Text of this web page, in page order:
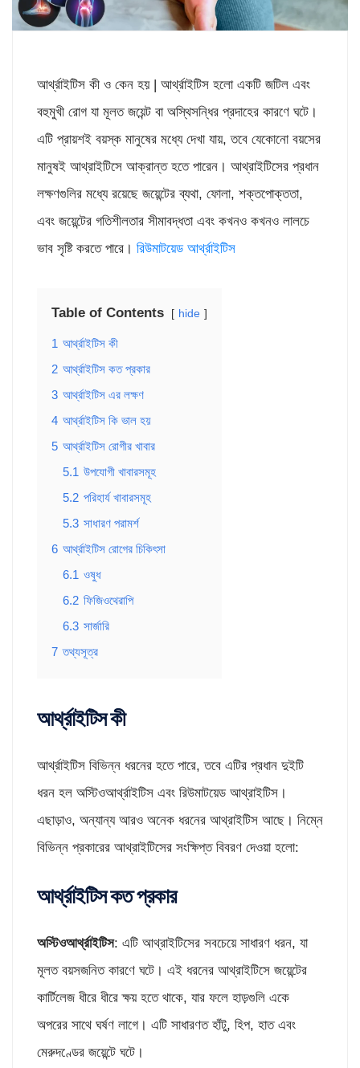
আর্থ্রাইটিস কী ও কেন হয় | আর্থ্রাইটিস হলো একটি জটিল এবং
বহুমুখী রোগ যা মূলত জয়েন্ট বা অস্থিসন্ধির প্রদাহের কারণে ঘটে।
এটি প্রায়শই বয়স্ক মানুষের মধ্যে দেখা যায়, তবে যেকোনো বয়সের
মানুষই আথ্রাইটিসে আক্রান্ত হতে পারেন। আথ্রাইটিসের প্রধান
লক্ষণগুলির মধ্যে রয়েছে জয়েন্টের ব্যথা, ফোলা, শক্তপোক্ততা,
এবং জয়েন্টের গতিশীলতার সীমাবদ্ধতা এবং কখনও কখনও লালচে
ভাব সৃষ্টি করতে পারে। রিউমাটয়েড আর্থ্রাইটিস
Table of Contents hide
1 আর্থ্রাইটিস কী
2 আর্থ্রাইটিস কত প্রকার
3 আর্থ্রাইটিস এর লক্ষণ
4 আর্থ্রাইটিস কি ভাল হয়
5 আর্থ্রাইটিস রোগীর খাবার
5.1 উপযোগী খাবারসমূহ
5.2 পরিহার্য খাবারসমূহ
5.3 সাধারণ পরামর্শ
6 আর্থ্রাইটিস রোগের চিকিৎসা
6.1 ওষুধ
6.2 ফিজিওথেরাপি
6.3 সার্জারি
7 তথ্যসূত্র
আর্থ্রাইটিস কী
আর্থ্রাইটিস বিভিন্ন ধরনের হতে পারে, তবে এটির প্রধান দুইটি
ধরন হল অস্টিওআর্থ্রাইটিস এবং রিউমাটয়েড আথ্রাইটিস।
এছাড়াও, অন্যান্য আরও অনেক ধরনের আথ্রাইটিস আছে। নিম্নে
বিভিন্ন প্রকারের আথ্রাইটিসের সংক্ষিপ্ত বিবরণ দেওয়া হলো:
আর্থ্রাইটিস কত প্রকার
অস্টিওআর্থ্রাইটিস: এটি আথ্রাইটিসের সবচেয়ে সাধারণ ধরন, যা
মূলত বয়সজনিত কারণে ঘটে। এই ধরনের আথ্রাইটিসে জয়েন্টের
কার্টিলেজ ধীরে ধীরে ক্ষয় হতে থাকে, যার ফলে হাড়গুলি একে
অপরের সাথে ঘর্ষণ লাগে। এটি সাধারণত হাঁটু, হিপ, হাত এবং
মেরুদণ্ডের জয়েন্টে ঘটে।